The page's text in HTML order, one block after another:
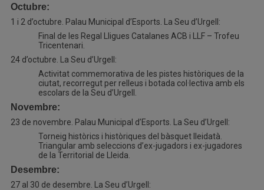
Octubre:
1 i 2 d’octubre. Palau Municipal d’Esports. La Seu d’Urgell:
Final de les Regal Lligues Catalanes ACB i LLF – Trofeu
Tricentenari.
24 d’octubre. La Seu d’Urgell:
Activitat commemorativa de les pistes històriques de la
ciutat, recorregut per relleus i botada col·lectiva amb els
escolars de la Seu d’Urgell.
Novembre:
23 de novembre. Palau Municipal d’Esports. La Seu d’Urgell:
Torneig històrics i històriques del bàsquet lleidatà.
Triangular amb seleccions d’ex-jugadors i ex-jugadores
de la Territorial de Lleida.
Desembre:
27 al 30 de desembre. La Seu d’Urgell: